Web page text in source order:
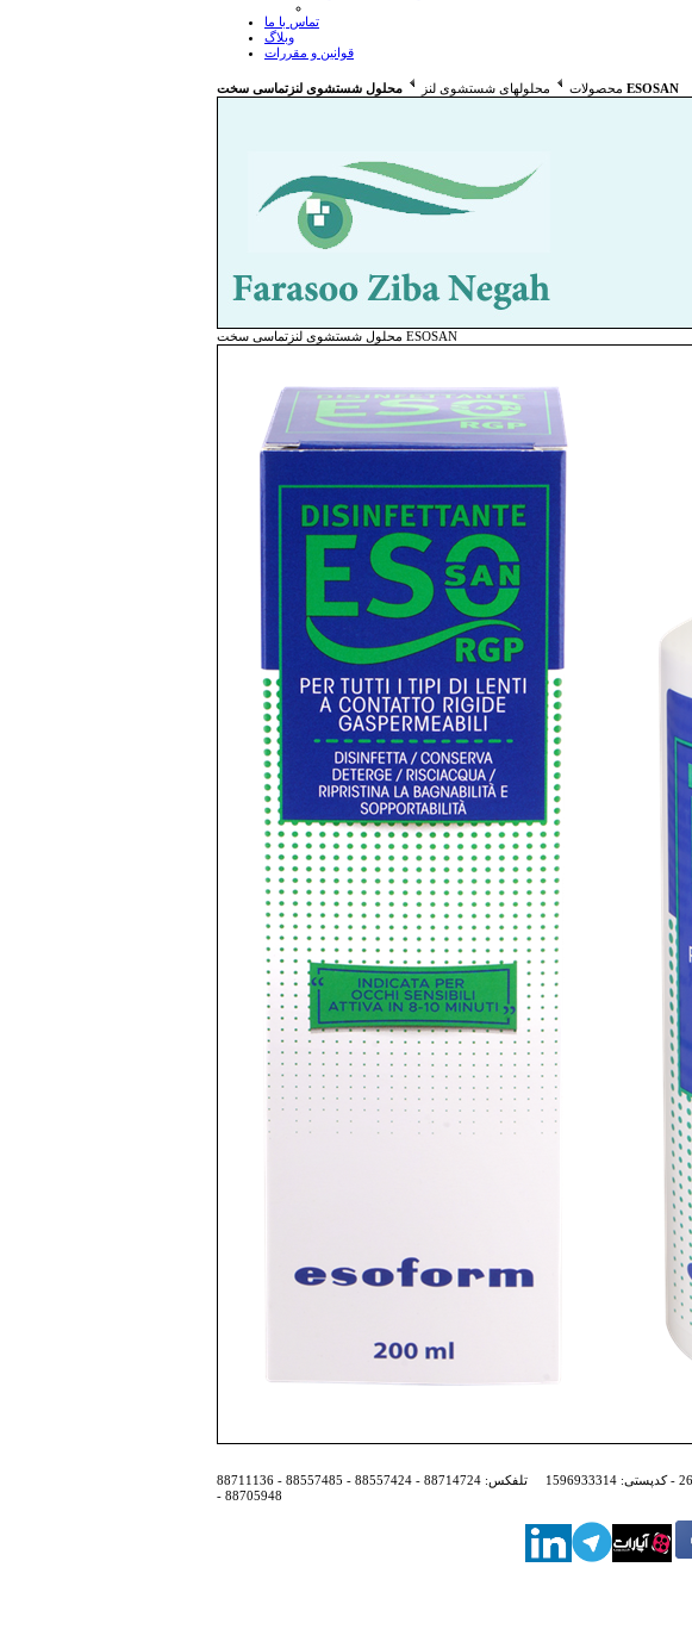
تماس با ما
وبلاگ
قوانین و مقررات
محصولات محلولهای شستشوی لنز محلول شستشوی لنزتماسی سخت ESOSAN
محلول شستشوی لنزتماسی سخت ESOSAN
تلفکس:
- 88705948